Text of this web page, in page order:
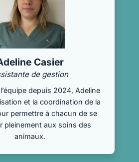
Casier
de gestion
depuis 2024, Adeline
et la coordination de la
permettre à chacun de se
pleinement aux soins des
animaux.